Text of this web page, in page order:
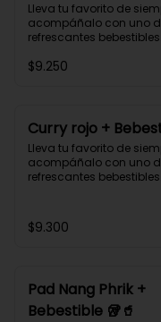
Lleva tu favorito de
acompáñalo con uno
refrescantes bebestibles.
bases, proteínas,
$9.250
Curry rojo +
Lleva tu favorito de
acompáñalo con uno
refrescantes bebestibles.
con salsa de curry
elegir su proteína)
$9.300
Pad Nang Phrik +
Bebestible 🥡🥤